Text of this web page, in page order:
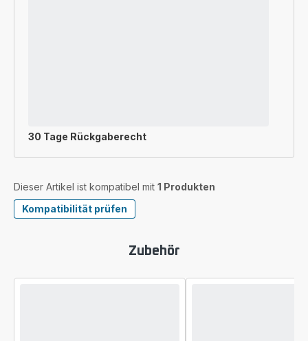
30 Tage Rückgaberecht
Dieser Artikel ist kompatibel mit 1 Produkten
Kompatibilität prüfen
Zubehör